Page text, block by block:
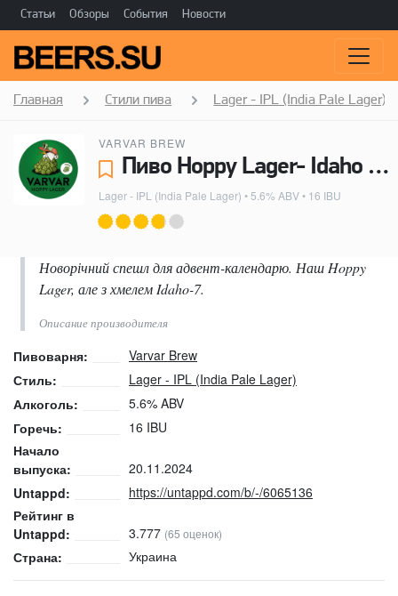
Статьи Обзоры События Новости
Главная Стили пива Lager - IPL (India Pale Lager)
VARVAR BREW
Пиво Hoppy Lager- Idaho 7 Edition - Varvar Brew
Lager - IPL (India Pale Lager) • 5.6% ABV • 16 IBU
Новорічний спешл для адвент-календарю. Наш Hoppy
Lager, але з хмелем Idaho-7.
Описание производителя
Пивоварня:
Varvar Brew
Стиль:
Lager - IPL (India Pale Lager)
Алкоголь:
5.6% ABV
Горечь:
16 IBU
Начало
выпуска:
20.11.2024
Untappd:
https://untappd.com/b/-/6065136
Рейтинг в
Untappd:
3.777 (65 оценок)
Страна: Украина